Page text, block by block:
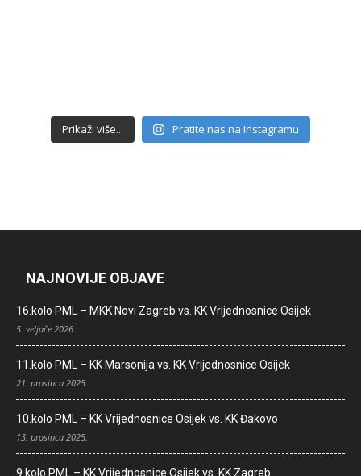
Prikaži više... Pratite nas na Instagramu
NAJNOVIJE OBJAVE
16.kolo PML – MKK Novi Zagreb vs. KK Vrijednosnice Osijek
5. veljače 2026.
11.kolo PML – KK Marsonija vs. KK Vrijednosnice Osijek
21. prosinca 2025.
10.kolo PML – KK Vrijednosnice Osijek vs. KK Đakovo
13. prosinca 2025.
9.kolo PML – KK Vrijednosnice Osijek vs. KK Zagreb